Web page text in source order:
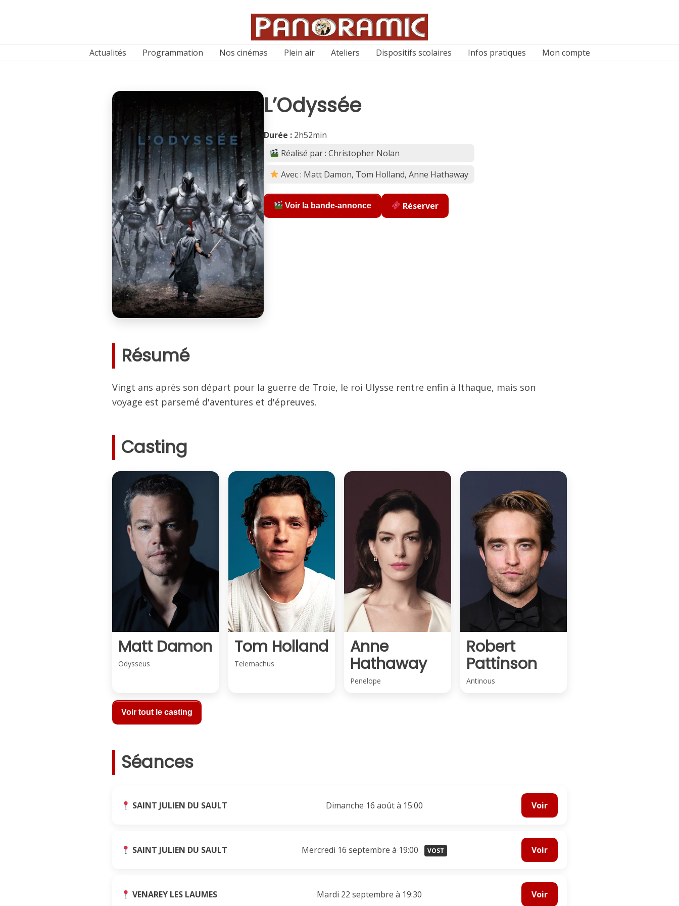
Actualités
Programmation Nos cinémas Plein air Ateliers Dispositifs scolaires Infos pratiques Mon compte
L’Odyssée
Durée : 2h52min
Réalisé par : Christopher Nolan
Avec : Matt Damon, Tom Holland, Anne Hathaway
Voir la bande-annonce Réserver
Résumé
Vingt ans après son départ pour la guerre de Troie, le roi Ulysse rentre enfin à Ithaque, mais son
voyage est parsemé d'aventures et d'épreuves.
Casting
Matt Damon
Odysseus
Tom Holland
Telemachus
Anne
Hathaway
Penelope
Robert
Pattinson
Antinous
Voir tout le casting
Séances
SAINT JULIEN DU SAULT Dimanche 16 août à 15:00 Voir
SAINT JULIEN DU SAULT Mercredi 16 septembre à 19:00 VOST Voir
VENAREY LES LAUMES Mardi 22 septembre à 19:30 Voir